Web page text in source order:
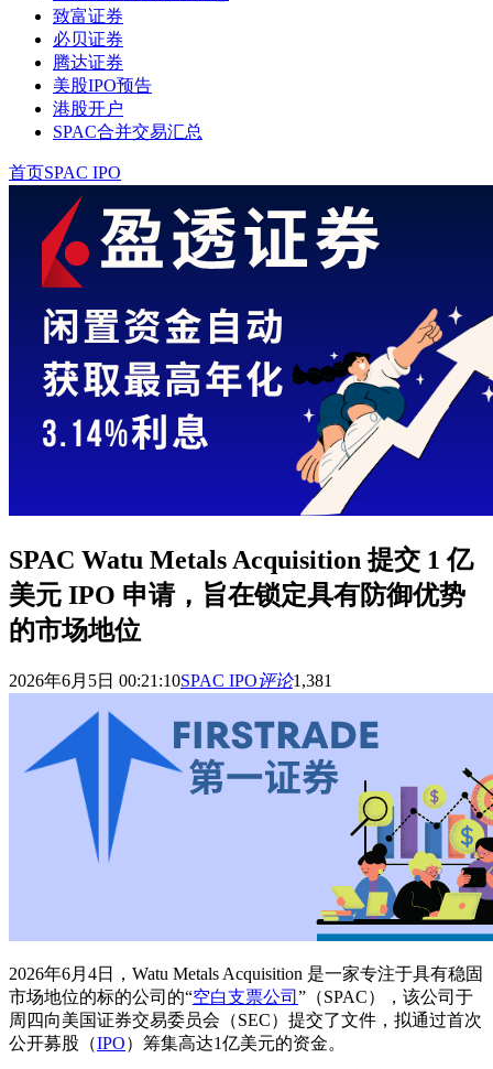
致富证券
必贝证券
腾达证券
美股IPO预告
港股开户
SPAC合并交易汇总
首页SPAC IPO
SPAC Watu Metals Acquisition 提交 1 亿
美元 IPO 申请，旨在锁定具有防御优势
的市场地位
2026年6月5日 00:21:10SPAC IPO评论1,381
2026年6月4日，Watu Metals Acquisition 是一家专注于具有稳固
市场地位的标的公司的“空白支票公司 ”（SPAC），该公司于
周四向美国证券交易委员会（SEC）提交了文件，拟通过首次
公开募股（IPO）筹集高达1亿美元的资金。